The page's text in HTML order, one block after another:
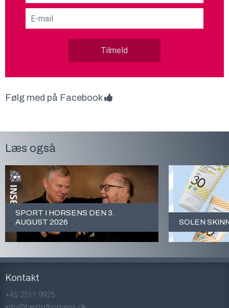
Tilmeld
Følg med på Facebook
Læs også
SPORT I HORSENS DEN 3.
AUGUST 2026
SOLEN
Kontakt
+45 2511 9925